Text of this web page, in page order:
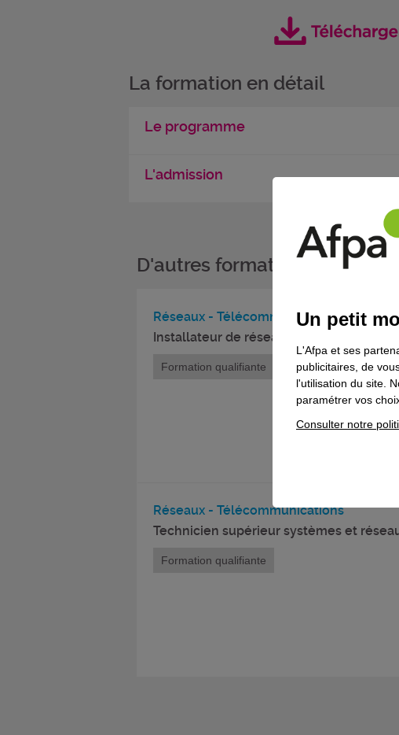
La formation en détail
Le programme
L'admission
D'autres formations dans le
Réseaux - Télécommunications
Installateur de réseaux de
Formation qualifiante
Réseaux - Télécommunications
Technicien supérieur systèmes et
Formation qualifiante
Un petit
L'Afpa et ses
publicitaires, de
l'utilisation du site.
paramétrer vos
Consulter notre